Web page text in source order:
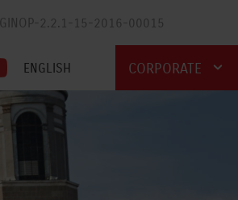
GINOP-2.2.1-15-2016-00015
ENGLISH CORPORATE